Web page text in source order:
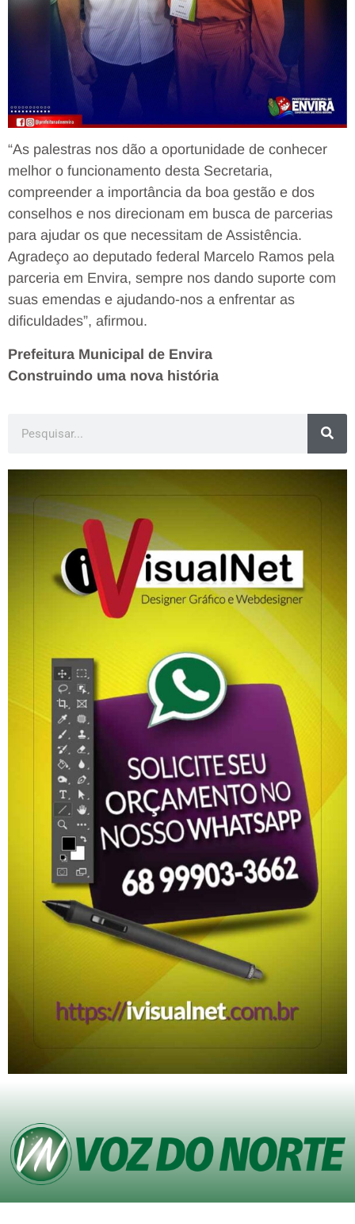
“As palestras nos dão a oportunidade de conhecer
melhor o funcionamento desta Secretaria,
compreender a importância da boa gestão e dos
conselhos e nos direcionam em busca de parcerias
para ajudar os que necessitam de Assistência.
Agradeço ao deputado federal Marcelo Ramos pela
parceria em Envira, sempre nos dando suporte com
suas emendas e ajudando-nos a enfrentar as
dificuldades”, afirmou.
Prefeitura Municipal de Envira
Construindo uma nova história